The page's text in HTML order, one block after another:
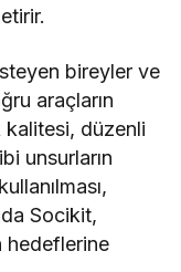
bireyler ve
araçların
kalitesi, düzenli
unsurların
Socikit,
hedeflerine